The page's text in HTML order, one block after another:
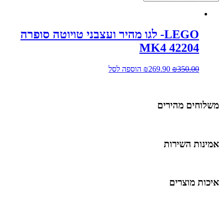
LEGO- לגו מהיר ועצבני טויוטה סופרה
MK4 42204
₪350.00
₪269.90 הוספה לסל
משלוחים מהירים
אמינות השירות
איכות מוצרים